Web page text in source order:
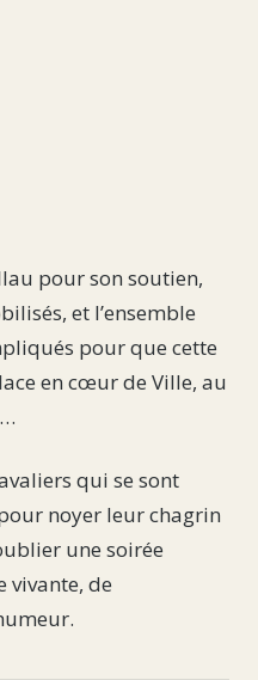
pour son soutien,
et l’ensemble
pour que cette
en cœur de Ville, au
qui se sont
noyer leur chagrin
une soirée
vivante, de